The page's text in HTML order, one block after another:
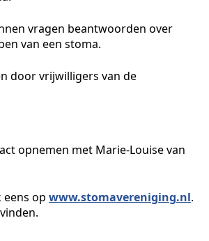
vragen beantwoorden over
van een stoma.
door vrijwilligers van de
opnemen met Marie-Louise van
op www.stomavereniging.nl.